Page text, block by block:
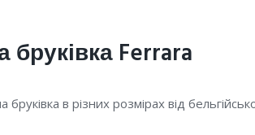
бруківка Ferrara
бруківка в різних розмірах від